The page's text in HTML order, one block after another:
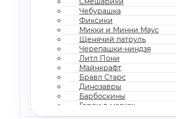
Чебурашка
Фиксики
Микки и Минни Маус
Щенячий патруль
Черепашки-ниндзя
Литл Пони
Майнкрафт
Бравл Старс
Динозавры
Барбоскины
Герои в масках
Все мультгерои